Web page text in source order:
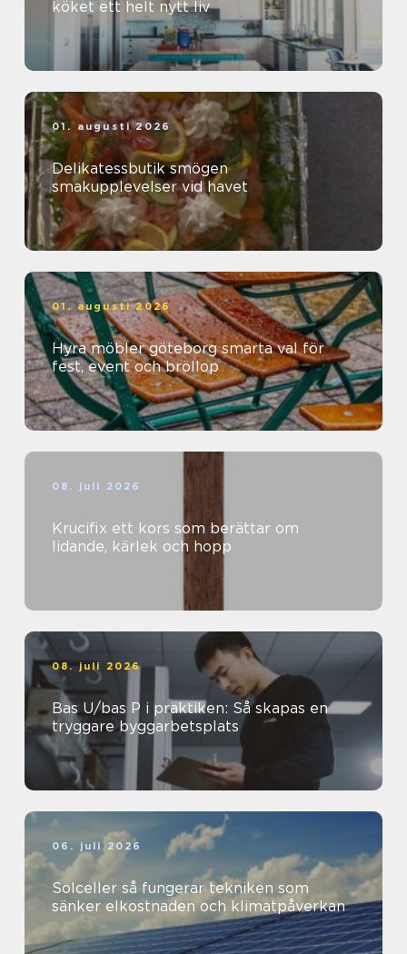
köket ett helt nytt liv
01. augusti 2026
Delikatessbutik smögen
smakupplevelser vid havet
01. augusti 2026
Hyra möbler göteborg smarta val för
fest, event och bröllop
08. juli 2026
Krucifix ett kors som berättar om
lidande, kärlek och hopp
08. juli 2026
Bas U/bas P i praktiken: Så skapas en
tryggare byggarbetsplats
06. juli 2026
Solceller så fungerar tekniken som
sänker elkostnaden och klimatpåverkan